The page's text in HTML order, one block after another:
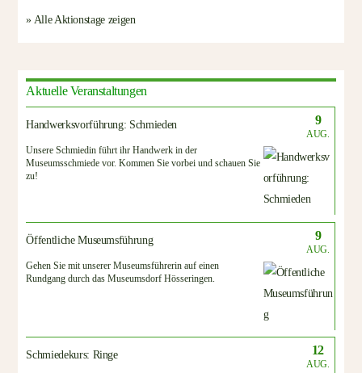
» Alle Aktionstage zeigen
Aktuelle Veranstaltungen
Handwerksvorführung: Schmieden 9
AUG.
Unsere Schmiedin führt ihr Handwerk in der
Museumsschmiede vor. Kommen Sie vorbei und schauen Sie
zu!
Öffentliche Museumsführung 9
AUG.
Gehen Sie mit unserer Museumsführerin auf einen
Rundgang durch das Museumsdorf Hösseringen.
Schmiedekurs: Ringe 12
AUG.